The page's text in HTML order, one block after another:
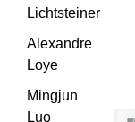
Lichtsteiner
Alexandre
Loye
Mingjun
Luo